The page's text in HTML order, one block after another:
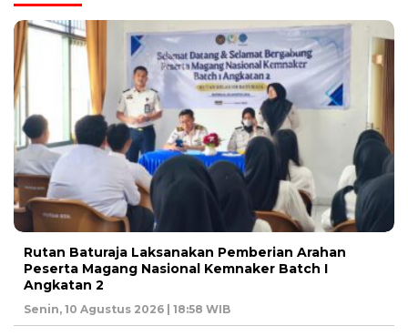
Rutan Baturaja Laksanakan Pemberian Arahan
Peserta Magang Nasional Kemnaker Batch I
Angkatan 2
Senin, 10 Agustus 2026 | 18:58 WIB